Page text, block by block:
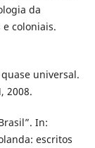
da
coloniais.
universal.
2008.
In:
escritos